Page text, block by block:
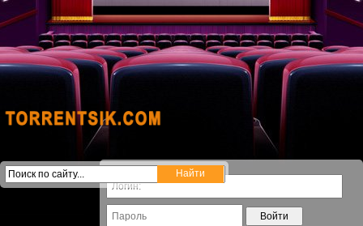
Войти